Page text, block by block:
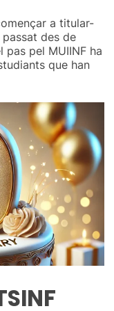
a titular-
des de
pel MUIINF ha
que han